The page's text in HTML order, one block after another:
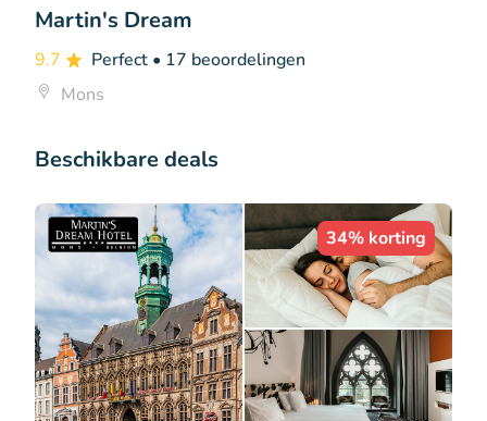
Martin's Dream
9.7 Perfect • 17 beoordelingen
Mons
Beschikbare deals
34% korting